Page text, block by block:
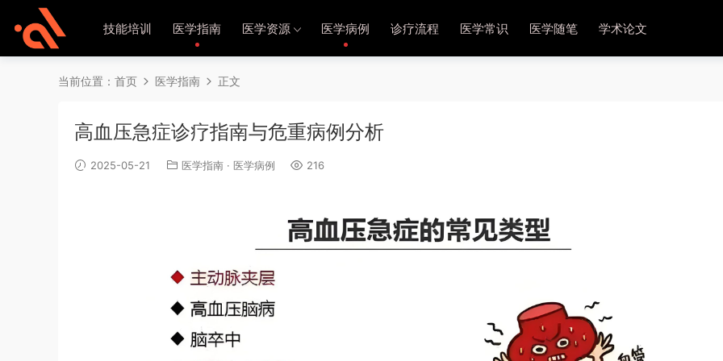
技能培训 医学指南 医学资源 医学病例 诊疗流程 医学常识 医学随笔 学术论文
当前位置： 首页 医学指南 正文
高血压急症诊疗指南与危重病例分析
2025-05-21 医学指南 · 医学病例 216